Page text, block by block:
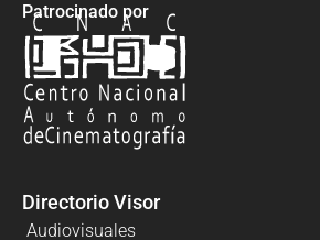
Patrocinado por
Directorio Visor
Audiovisuales